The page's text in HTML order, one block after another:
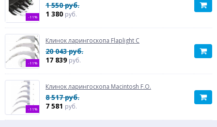
-11%
1 550 руб.
1 380 руб.
-11%
Клинок ларингоскопа Flaplight С
20 043 руб.
17 839 руб.
-11%
Клинок ларингоскопа Macintosh F.O.
8 517 руб.
7 581 руб.